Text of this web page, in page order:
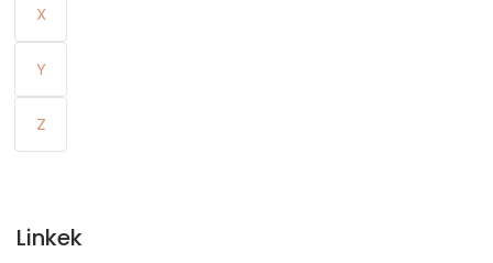
X
Y
Z
Linkek